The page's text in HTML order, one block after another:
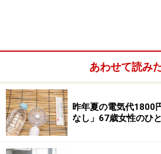
あわせて読み
昨年夏の電気代1800
なし」67歳女性のひ